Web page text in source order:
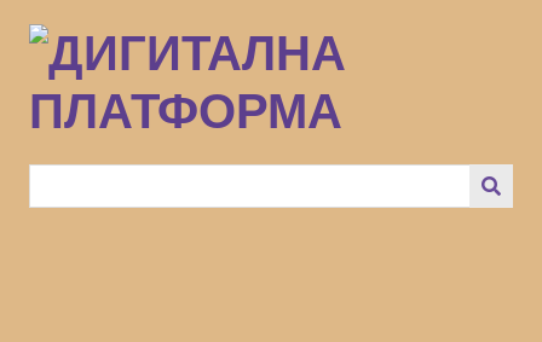
към
основното
съдържание